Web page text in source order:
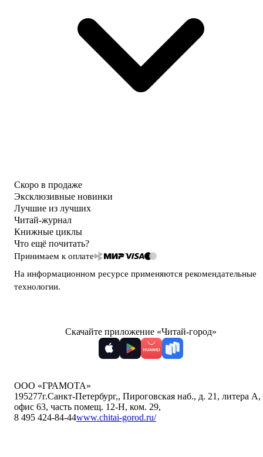
Скоро в продаже
Эксклюзивные новинки
Лучшие из лучших
Читай-журнал
Книжные циклы
Что ещё почитать?
Принимаем к оплате
На информационном ресурсе применяются рекомендательные
технологии.
Скачайте приложение «Читай-город»
ООО «ГРАМОТА»
195277г.Санкт-Петербург,, Пироговская наб., д. 21, литера А,
офис 63, часть помещ. 12-Н, ком. 29,
8 495 424-84-44www.chitai-gorod.ru/